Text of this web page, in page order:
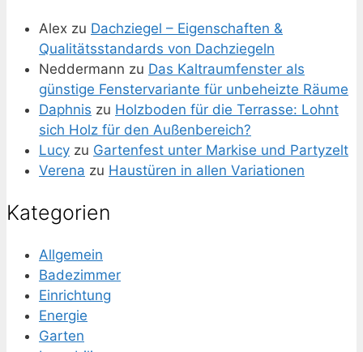
Alex zu Dachziegel – Eigenschaften &
Qualitätsstandards von Dachziegeln
Neddermann zu Das Kaltraumfenster als
günstige Fenstervariante für unbeheizte Räume
Daphnis zu Holzboden für die Terrasse: Lohnt
sich Holz für den Außenbereich?
Lucy zu Gartenfest unter Markise und Partyzelt
Verena zu Haustüren in allen Variationen
Kategorien
Allgemein
Badezimmer
Einrichtung
Energie
Garten